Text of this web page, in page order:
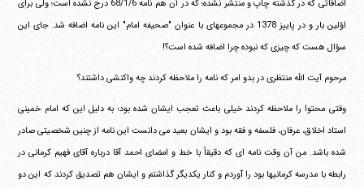
اضافاتی که در گذشته چاپ و منتشر نشده؛ که در آن هم نامه 68/1/6 درج نشده است؛ ولی برای
اوّلین بار و در پاییز 1378 در مجموعهای با عنوان "صحیفه امام" این نامه اضافه شد. جای این
سؤال هست که چیزی که نبوده چرا اضافه شده است؟!
مرحوم آیت الله منتظری در بدو امر که نامه را ملاحظه کردند چه واکنشی داشتند؟
وقتی محتوا را ملاحظه کردند خیلی باعث تعجب ایشان شده بود؛ به دلیل این که امام خمینی
استاد اخلاق، عرفان، فلسفه و فقه بود و ایشان بعید می دانست این نامه از چنین شخصیتی صادر
شده باشد. من آن وقت نامه ای که دقیقاً با خط و امضای احمد آقا درباره آقای فهیم کرمانی در
رابطه با مدرسه کرمانیها بود را آوردم و کنار یکدیگر گذاشتم و ایشان هم تصدیق کردند که این دو